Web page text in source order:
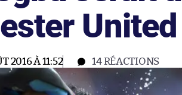
United
2016 À 11:52 14RÉACTIONS